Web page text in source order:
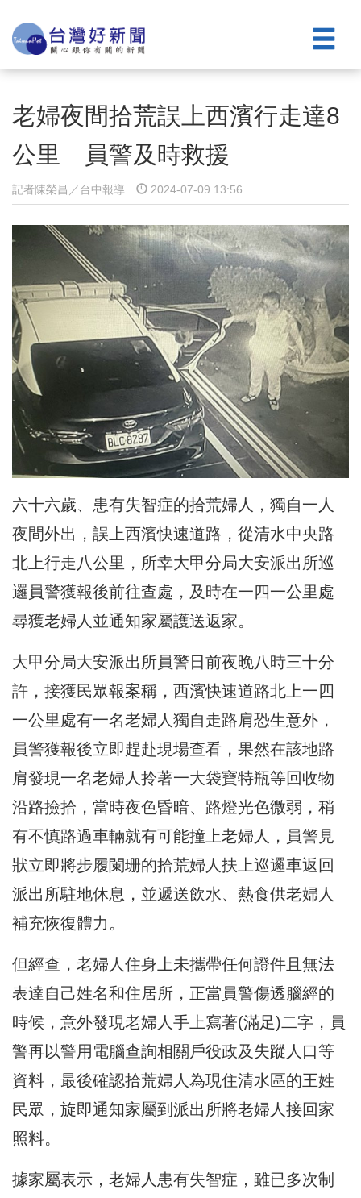
老婦夜間拾荒誤上西濱行走達8
公里 員警及時救援
記者陳榮昌／台中報導 2024-07-09 13:56
六十六歲、患有失智症的拾荒婦人，獨自一人
夜間外出，誤上西濱快速道路，從清水中央路
北上行走八公里，所幸大甲分局大安派出所巡
邏員警獲報後前往查處，及時在一四一公里處
尋獲老婦人並通知家屬護送返家。
大甲分局大安派出所員警日前夜晚八時三十分
許，接獲民眾報案稱，西濱快速道路北上一四
一公里處有一名老婦人獨自走路肩恐生意外，
員警獲報後立即趕赴現場查看，果然在該地路
肩發現一名老婦人拎著一大袋寶特瓶等回收物
沿路撿拾，當時夜色昏暗、路燈光色微弱，稍
有不慎路過車輛就有可能撞上老婦人，員警見
狀立即將步履闌珊的拾荒婦人扶上巡邏車返回
派出所駐地休息，並遞送飲水、熱食供老婦人
補充恢復體力。
但經查，老婦人住身上未攜帶任何證件且無法
表達自己姓名和住居所，正當員警傷透腦經的
時候，意外發現老婦人手上寫著(滿足)二字，員
警再以警用電腦查詢相關戶役政及失蹤人口等
資料，最後確認拾荒婦人為現住清水區的王姓
民眾，旋即通知家屬到派出所將老婦人接回家
照料。
據家屬表示，老婦人患有失智症，雖已多次制